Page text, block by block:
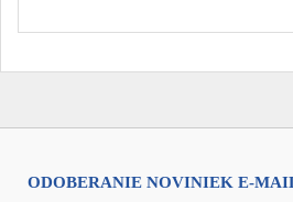
ODOBERANIE NOVINIEK E-